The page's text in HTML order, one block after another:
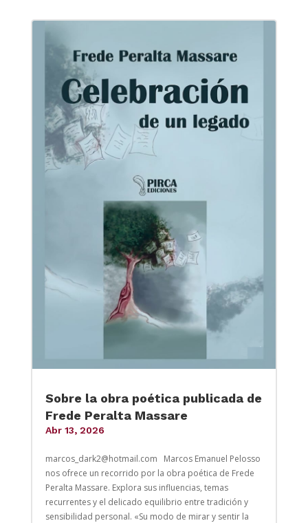
Sobre la obra poética publicada de
Frede Peralta Massare
Abr 13, 2026
marcos_dark2@hotmail.com Marcos Emanuel Pelosso
nos ofrece un recorrido por la obra poética de Frede
Peralta Massare. Explora sus influencias, temas
recurrentes y el delicado equilibrio entre tradición y
sensibilidad personal. «Su modo de mirar y sentir la